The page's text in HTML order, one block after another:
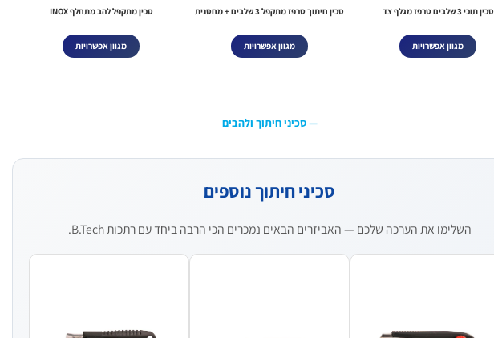
סכין תוכי 3 שלבים טרפז מגלף צד
מגוון אפשרויות
סכין חיתוך טרפז מתקפל 3 שלבים + מחסנית
מגוון אפשרויות
סכין מתקפל להב מתחלף INOX
מגוון אפשרויות
— סכיני חיתוך ולהבים
סכיני חיתוך נוספים
השלימו את הערכה שלכם — האביזרים הבאים נמכרים הכי הרבה ביחד עם רתכות B.Tech.